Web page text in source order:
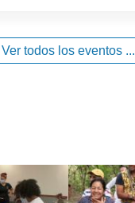
Ver todos los eventos ...